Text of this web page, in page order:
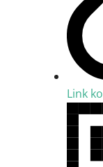
Link